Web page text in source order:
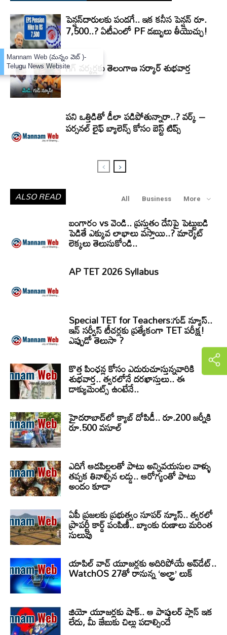
పెన్షన్‌దారులకు పండగే.. ఇక కనీస పెన్షన్ రూ.
7,500..? ఏటీఎంలో PF డబ్బులు తీయొచ్చు!
గిగ్‌ వర్కర్లకు తెలంగాణ సర్కార్‌ శుభవార్త
పని ఒత్తిడితో డీలా పడిపోతున్నారా..? వర్క్ –
పర్సనల్ లైఫ్ బ్యాలెన్స్ కోసం బెస్ట్ టిప్స్
ALSO READ All Business More
బంగారం vs వెండి.. ప్రస్తుతం దేనిపై పెట్టుబడి
పెడితే ఎక్కువ లాభాలు వస్తాయి..? మార్కెట్
లెక్కలు తెలుసుకోండి..
AP TET 2026 Syllabus
Special TET for Teachers:గుడ్ న్యూస్..
ఇన్ సర్వీస్ టీచర్లకు ప్రత్యేకంగా TET పరీక్ష!
ఎప్పుడో తెలుసా ?
కొత్త పింఛన్ల కోసం ఎదురుచూస్తున్నవారికి
శుభవార్త.. త్వరలోనే దరఖాస్తులు.. ఈ
డాక్యుమెంట్స్ ఉంటేనే..
హైదరాబాద్‌లో క్యాబ్‌ దోపిడీ.. రూ.200 జర్నీకి
రూ.500 వసూల్
ఎదిగే ఆడపిల్లలతో పాటు అన్నివయసుల వాళ్ళు
తప్పక తినాల్సిన లడ్డు.. ఆరోగ్యంతో పాటు
అందం కూడా
ఏపీ ప్రజలకు ప్రభుత్వం సూపర్ న్యూస్.. త్వరలో
ప్రాపర్టీ కార్డ్ పంపిణీ.. బ్యాంకు రుణాలు మరింత
సులువు
యాపిల్ వాచ్ యూజర్లకు అదిరిపోయే అప్‌డేట్..
WatchOS 27తో రానున్న ‘అల్ట్రా’ లుక్
జియో యూజర్లకు షాక్.. ఆ పాపులర్ ప్లాన్ ఇక
లేదు, మీ జేబుకు చిల్లు పడాల్సిందే
×
Mannam Web (మన్నం వెబ్ )-
Telugu News Website